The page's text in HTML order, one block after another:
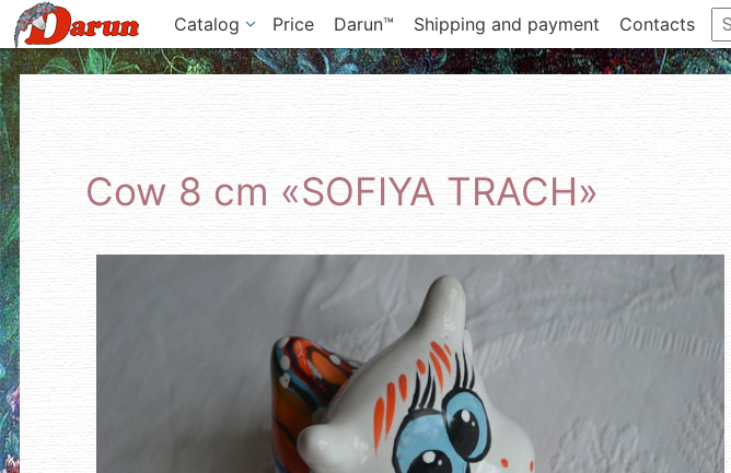
Catalog Price Darun™ Shipping and payment Contacts
Cow 8 cm «SOFIYA TRACH»